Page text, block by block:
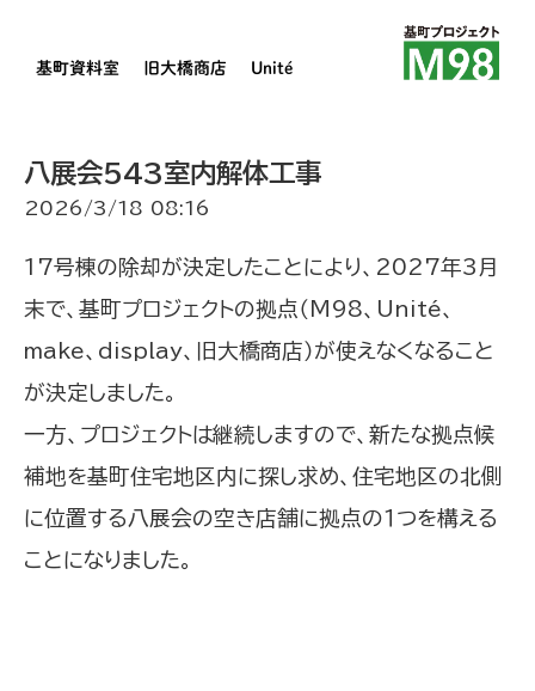
基町資料室 旧大橋商店 Unité
八展会543室内解体工事
2026/3/18 08:16
17号棟の除却が決定したことにより、2027年3月
末で、基町プロジェクトの拠点（M98、Unité、
make、display、旧大橋商店）が使えなくなること
が決定しました。
一方、プロジェクトは継続しますので、新たな拠点候
補地を基町住宅地区内に探し求め、住宅地区の北側
に位置する八展会の空き店舗に拠点の１つを構える
ことになりました。